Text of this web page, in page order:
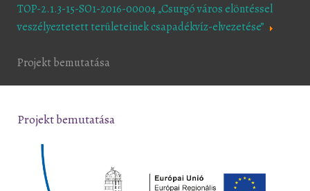
TOP-2.1.3-15-SO1-2016-00004 „Csurgó város elöntéssel
veszélyeztetett területeinek csapadékvíz-elvezetése”
Projekt bemutatása
Projekt bemutatása